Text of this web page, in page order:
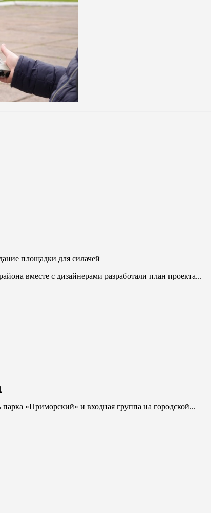
площадки для силачей
вместе с дизайнерами разработали план проекта...
«Приморский» и входная группа на городской...